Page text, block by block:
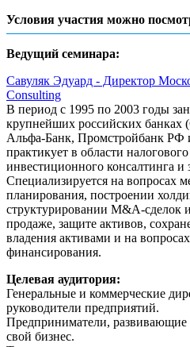
Условия участия можно
Ведущий семинара:
Савуляк Эдуард - Директор
Consulting
В период с 1995 по 2003 годы
крупнейших российских
Альфа-Банк, Промстройбанк РФ
практикует в области
инвестиционного консалтинга и
Специализируется на вопросах
планирования, построении
структурировании M&A-сделок
продаже, защите активов,
владения активами и на
финансирования.
Целевая аудитория:
Генеральные и коммерческие
руководители предприятий.
Предприниматели, развивающие
свой бизнес.